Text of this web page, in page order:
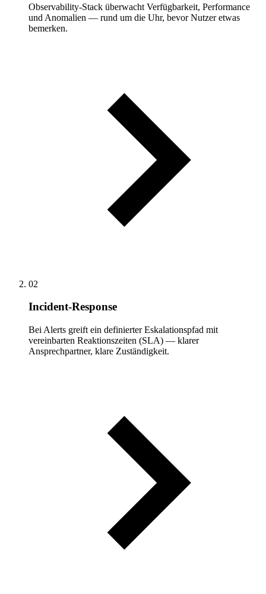
Observability-Stack überwacht Verfügbarkeit, Performance
und Anomalien — rund um die Uhr, bevor Nutzer etwas
bemerken.
02
Incident-Response
Bei Alerts greift ein definierter Eskalationspfad mit
vereinbarten Reaktionszeiten (SLA) — klarer
Ansprechpartner, klare Zuständigkeit.